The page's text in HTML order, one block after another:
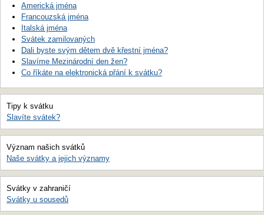
Americká jména
Francouzská jména
Italská jména
Svátek zamilovaných
Dali byste svým dětem dvě křestní jména?
Slavíme Mezinárodní den žen?
Co říkáte na elektronická přání k svátku?
Tipy k svátku
Slavíte svátek?
Význam našich svátků
Naše svátky a jejich významy
Svátky v zahraničí
Svátky u sousedů